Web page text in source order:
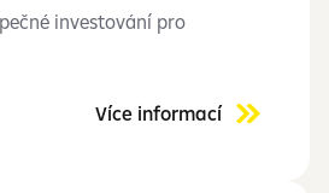
investování pro
Více informací